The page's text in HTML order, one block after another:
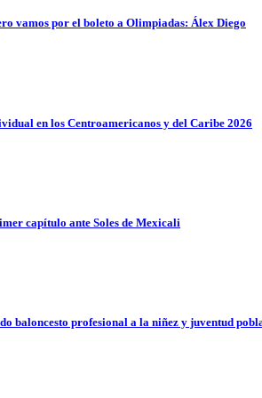
vamos por el boleto a Olimpiadas: Álex Diego
en los Centroamericanos y del Caribe 2026
capítulo ante Soles de Mexicali
baloncesto profesional a la niñez y juventud